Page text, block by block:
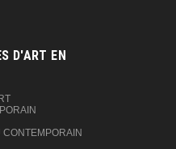
D'ART EN
CONTEMPORAIN